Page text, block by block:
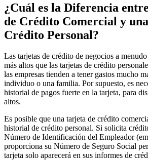
¿Cuál es la Diferencia
de Crédito Comercial y
Crédito Personal?
Las tarjetas de crédito de negocios a
más altos que las tarjetas de crédito
las empresas tienden a tener gastos mucho
individuo o una familia. Por supuesto, es
historial de pagos fuerte en la tarjeta, para
altos.
Es posible que una tarjeta de crédito
historial de crédito personal. Si solicita
Número de Identificación del Empleador
proporciona su Número de Seguro Social
tarjeta solo aparecerá en sus informes de